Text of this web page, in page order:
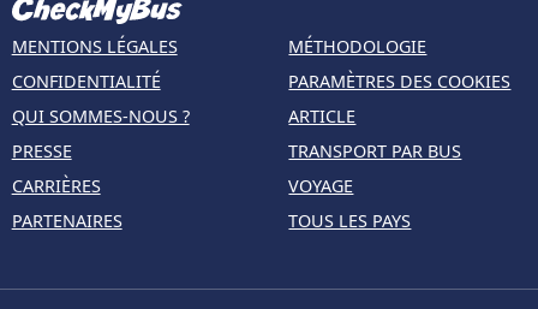
MENTIONS LÉGALES
CONFIDENTIALITÉ
QUI SOMMES-NOUS ?
PRESSE
CARRIÈRES
PARTENAIRES
MÉTHODOLOGIE
PARAMÈTRES DES COOKIES
ARTICLE
TRANSPORT PAR BUS
VOYAGE
TOUS LES PAYS